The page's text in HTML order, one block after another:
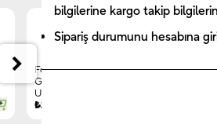
Forest
Gnome -
UNIQUE
₺149,00
Jibbitz
bilgilerine kargo takip
Sipariş durumunu hesabına